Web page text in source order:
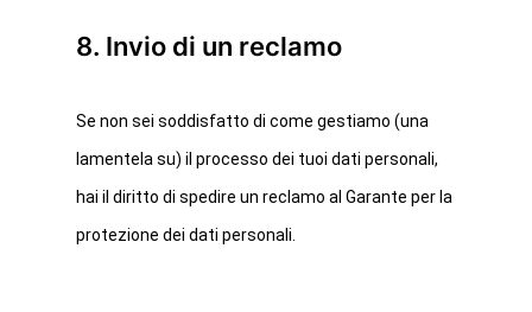
8. Invio di un reclamo
Se non sei soddisfatto di come gestiamo (una
lamentela su) il processo dei tuoi dati personali,
hai il diritto di spedire un reclamo al Garante per la
protezione dei dati personali.